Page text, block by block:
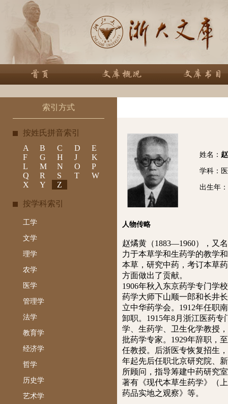
索引方式
按姓氏拼音索引
A
B C D
E
F
G H J
K
L
M N O
P
Q
R S T
W
X
Y Z
按学科索引
工学
文学
理学
农学
医学
管理学
法学
教育学
经济学
哲学
历史学
艺术学
姓名：
学科：
出生年
人物传略
赵燏黄（1883—1960），又
力于本草学和生药学的教学
本草，研究中药，考订本草
方面做出了贡献。
1906年秋入东京药学专门学
药学大师下山顺一郎和长井
立中华药学会。1912年任职
卸职。1915年8月浙江医药
学、生药学、卫生化学教授
批药学专家。1929年辞职，
任教授。后浙医专恢复招生
年起先后任职北京研究院、
所顾问，指导筹建中药研究
著有《现代本草生药学》（
药品实地之观察》等。